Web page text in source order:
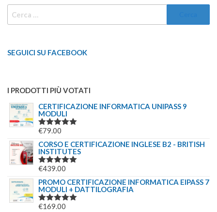
SEGUICI SU FACEBOOK
I PRODOTTI PIÙ VOTATI
CERTIFICAZIONE INFORMATICA UNIPASS 9
MODULI
VALUTATO
€79.00
CORSO E CERTIFICAZIONE INGLESE B2 - BRITISH
INSTITUTES
VALUTATO
€439.00
PROMO CERTIFICAZIONE INFORMATICA EIPASS 7
MODULI + DATTILOGRAFIA
VALUTATO
€169.00